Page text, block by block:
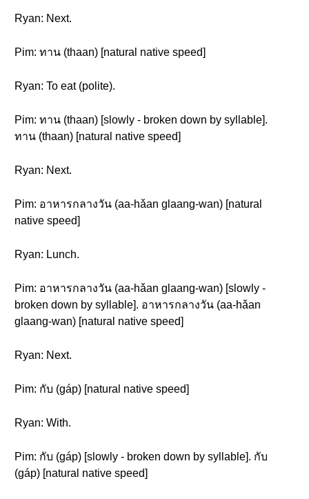
Ryan: Next.
Pim: ทาน (thaan) [natural native speed]
Ryan: To eat (polite).
Pim: ทาน (thaan) [slowly - broken down by syllable].
ทาน (thaan) [natural native speed]
Ryan: Next.
Pim: อาหารกลางวัน (aa-hǎan glaang-wan) [natural
native speed]
Ryan: Lunch.
Pim: อาหารกลางวัน (aa-hǎan glaang-wan) [slowly -
broken down by syllable]. อาหารกลางวัน (aa-hǎan
glaang-wan) [natural native speed]
Ryan: Next.
Pim: กับ (gáp) [natural native speed]
Ryan: With.
Pim: กับ (gáp) [slowly - broken down by syllable]. กับ
(gáp) [natural native speed]